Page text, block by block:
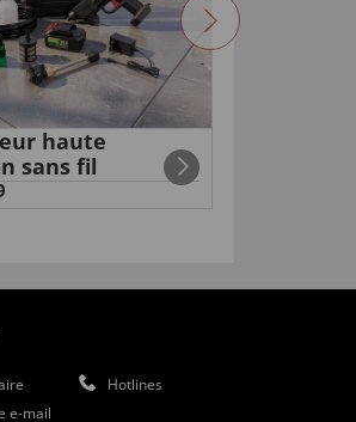
haute
sans fil
Hotlines
e-mail